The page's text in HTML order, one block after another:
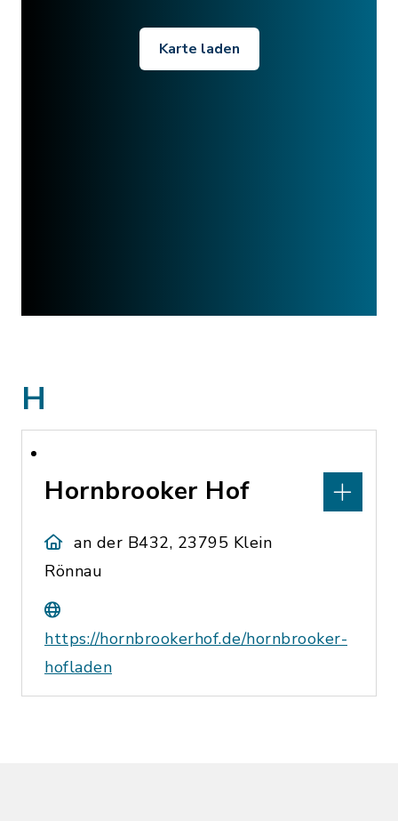
Karte laden
H
Hornbrooker Hof
an der B432, 23795 Klein
Rönnau
https://hornbrookerhof.de/hornbrooker-
hofladen